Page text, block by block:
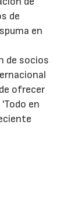
de
en
de socios
ofrecer
en